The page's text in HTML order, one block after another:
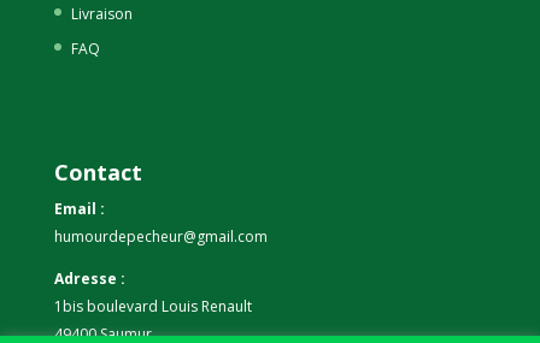
Livraison
FAQ
Contact
Email :
humourdepecheur@gmail.com
Adresse :
1bis boulevard Louis Renault
49400 Saumur